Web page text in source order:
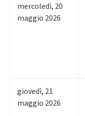
mercoledì, 20
maggio 2026
giovedì, 21
maggio 2026